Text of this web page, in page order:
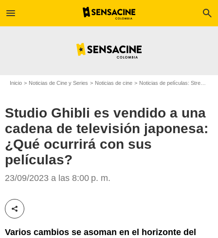
menu search
Inicio Noticias de Cine y Series Noticias de cine Noticias de películas: Streaming
Studio Ghibli es vendido a una
cadena de televisión japonesa:
¿Qué ocurrirá con sus
películas?
23/09/2023 a las 8:00 p. m.
Compartir esta noticia
Varios cambios se asoman en el horizonte del